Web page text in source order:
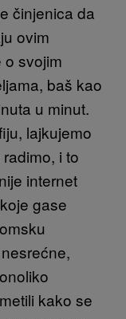
činjenica da
ovim
o svojim
baš kao
u minut.
lajkujemo
i to
internet
gase
kako se